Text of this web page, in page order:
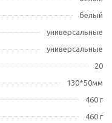
белый
универсальные
универсальные
20
130*50мм
460 г
460 г